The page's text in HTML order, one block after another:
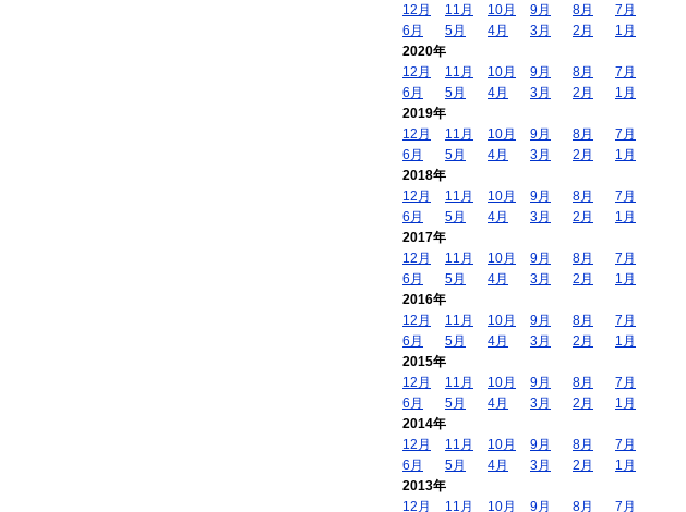
12月
11月 10月 9月 8月
7月
6月
5月 4月 3月 2月
1月
2020年
12月
11月 10月 9月 8月
7月
6月
5月 4月 3月 2月
1月
2019年
12月
11月 10月 9月 8月
7月
6月
5月 4月 3月 2月
1月
2018年
12月
11月 10月 9月 8月
7月
6月
5月 4月 3月 2月
1月
2017年
12月
11月 10月 9月 8月
7月
6月
5月 4月 3月 2月
1月
2016年
12月
11月 10月 9月 8月
7月
6月
5月 4月 3月 2月
1月
2015年
12月
11月 10月 9月 8月
7月
6月
5月 4月 3月 2月
1月
2014年
12月
11月 10月 9月 8月
7月
6月
5月 4月 3月 2月
1月
2013年
12月
11月 10月 9月 8月 7月